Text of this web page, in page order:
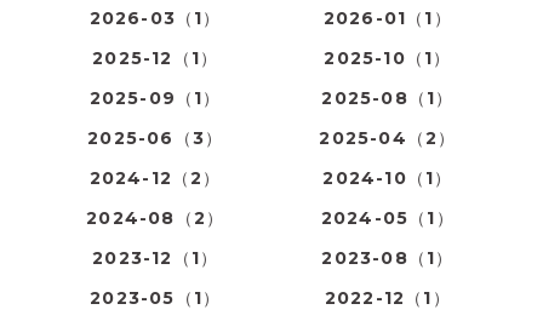
2026-03（1）
2026-01（1）
2025-12（1）
2025-10（1）
2025-09（1）
2025-08（1）
2025-06（3）
2025-04（2）
2024-12（2）
2024-10（1）
2024-08（2）
2024-05（1）
2023-12（1）
2023-08（1）
2023-05（1）
2022-12（1）